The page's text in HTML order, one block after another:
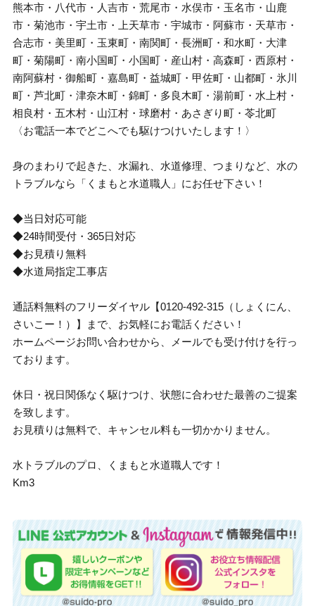
熊本市・八代市・人吉市・荒尾市・水俣市・玉名市・山鹿
市・菊池市・宇土市・上天草市・宇城市・阿蘇市・天草市・
合志市・美里町・玉東町・南関町・長洲町・和水町・大津
町・菊陽町・南小国町・小国町・産山村・高森町・西原村・
南阿蘇村・御船町・嘉島町・益城町・甲佐町・山都町・氷川
町・芦北町・津奈木町・錦町・多良木町・湯前町・水上村・
相良村・五木村・山江村・球磨村・あさぎり町・苓北町
〈お電話一本でどこへでも駆けつけいたします！〉
身のまわりで起きた、水漏れ、水道修理、つまりなど、水の
トラブルなら「くまもと水道職人」にお任せ下さい！
◆当日対応可能
◆24時間受付・365日対応
◆お見積り無料
◆水道局指定工事店
通話料無料のフリーダイヤル【0120-492-315（しょくにん、
さいこー！）】まで、お気軽にお電話ください！
ホームページお問い合わせから、メールでも受け付けを行っ
ております。
休日・祝日関係なく駆けつけ、状態に合わせた最善のご提案
を致します。
お見積りは無料で、キャンセル料も一切かかりません。
水トラブルのプロ、くまもと水道職人です！
Km3